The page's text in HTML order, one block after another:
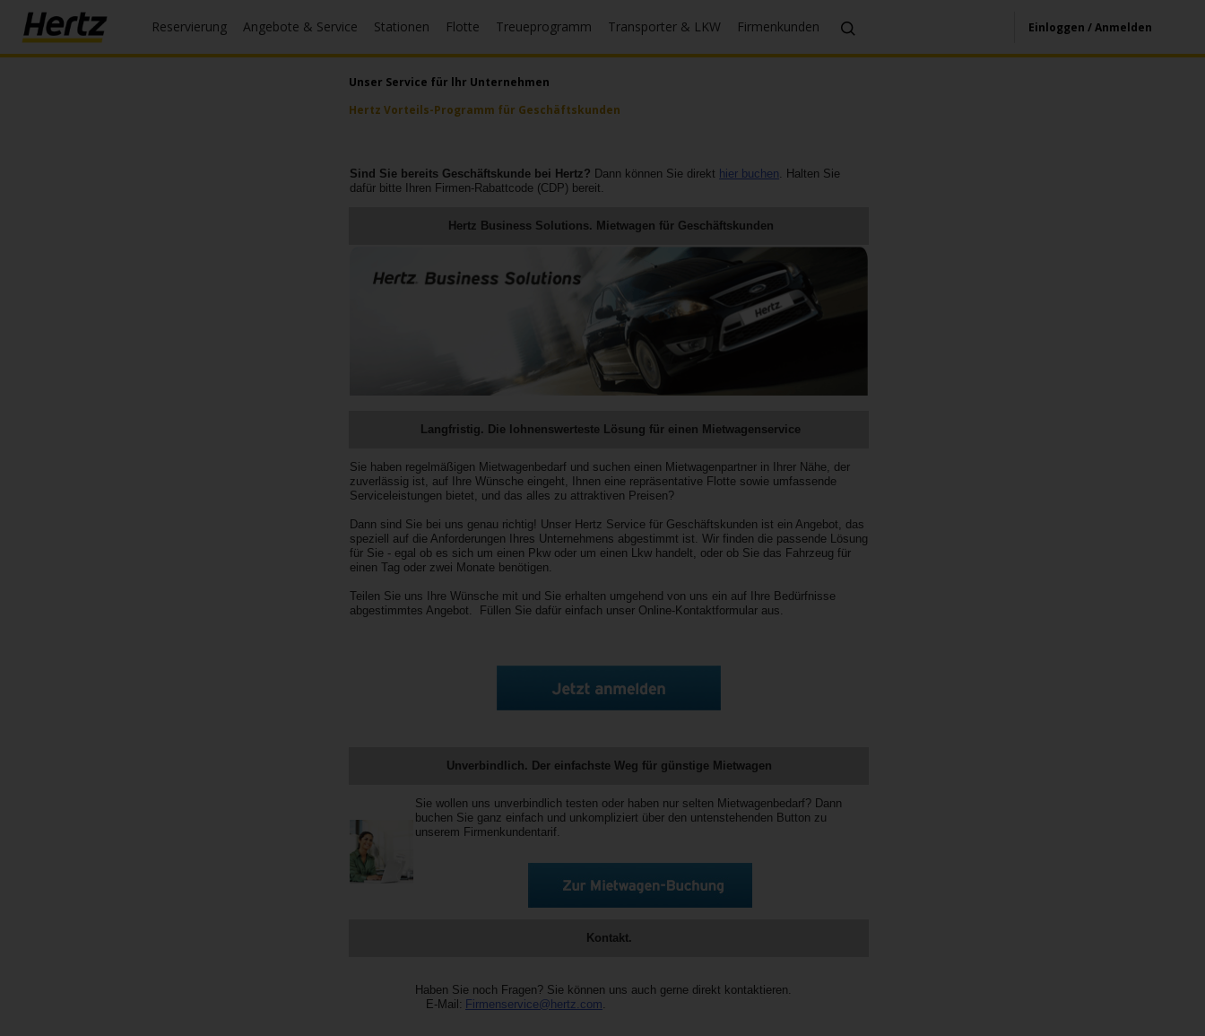
Reservierung Angebote & Service Stationen Flotte Treueprogramm Transporter & LKW Firmenkunden Einloggen / Anmelden
Menü
Unser Service für lhr Unternehmen
Hertz Vorteils-Programm für Geschäftskunden
Sind Sie bereits Geschäftskunde bei Hertz? Dann können Sie direkt hier buchen. Halten Sie
dafür bitte Ihren Firmen-Rabattcode (CDP) bereit.
Hertz Business Solutions. Mietwagen für Geschäftskunden
Langfristig. Die lohnenswerteste Lösung für einen Mietwagenservice
Sie haben regelmäßigen Mietwagenbedarf und suchen einen Mietwagenpartner in Ihrer Nähe, der
zuverlässig ist, auf Ihre Wünsche eingeht, Ihnen eine repräsentative Flotte sowie umfassende
Serviceleistungen bietet, und das alles zu attraktiven Preisen?
Dann sind Sie bei uns genau richtig! Unser Hertz Service für Geschäftskunden ist ein Angebot, das
speziell auf die Anforderungen Ihres Unternehmens abgestimmt ist. Wir finden die passende Lösung
für Sie - egal ob es sich um einen Pkw oder um einen Lkw handelt, oder ob Sie das Fahrzeug für
einen Tag oder zwei Monate benötigen.
Teilen Sie uns Ihre Wünsche mit und Sie erhalten umgehend von uns ein auf Ihre Bedürfnisse
abgestimmtes Angebot. Füllen Sie dafür einfach unser Online-Kontaktformular aus.
Unverbindlich. Der einfachste Weg für günstige Mietwagen
Sie wollen uns unverbindlich testen oder haben nur selten Mietwagenbedarf? Dann
buchen Sie ganz einfach und unkompliziert über den untenstehenden Button zu
unserem Firmenkundentarif.
Kontakt.
Haben Sie noch Fragen? Sie können uns auch gerne direkt kontaktieren.
E-Mail: Firmenservice@hertz.com.